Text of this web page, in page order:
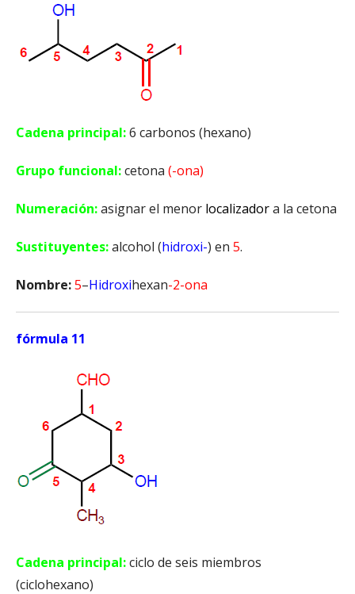
Cadena principal:6 carbonos (hexano)
Grupo funcional:cetona (-ona)
Numeración:asignar el menor localizadora la cetona
Sustituyentes:alcohol (hidroxi-) en 5.
Nombre:5–Hidroxihexan-2-ona
fórmula 11
Cadena principal:ciclo de seis miembros
(ciclohexano)